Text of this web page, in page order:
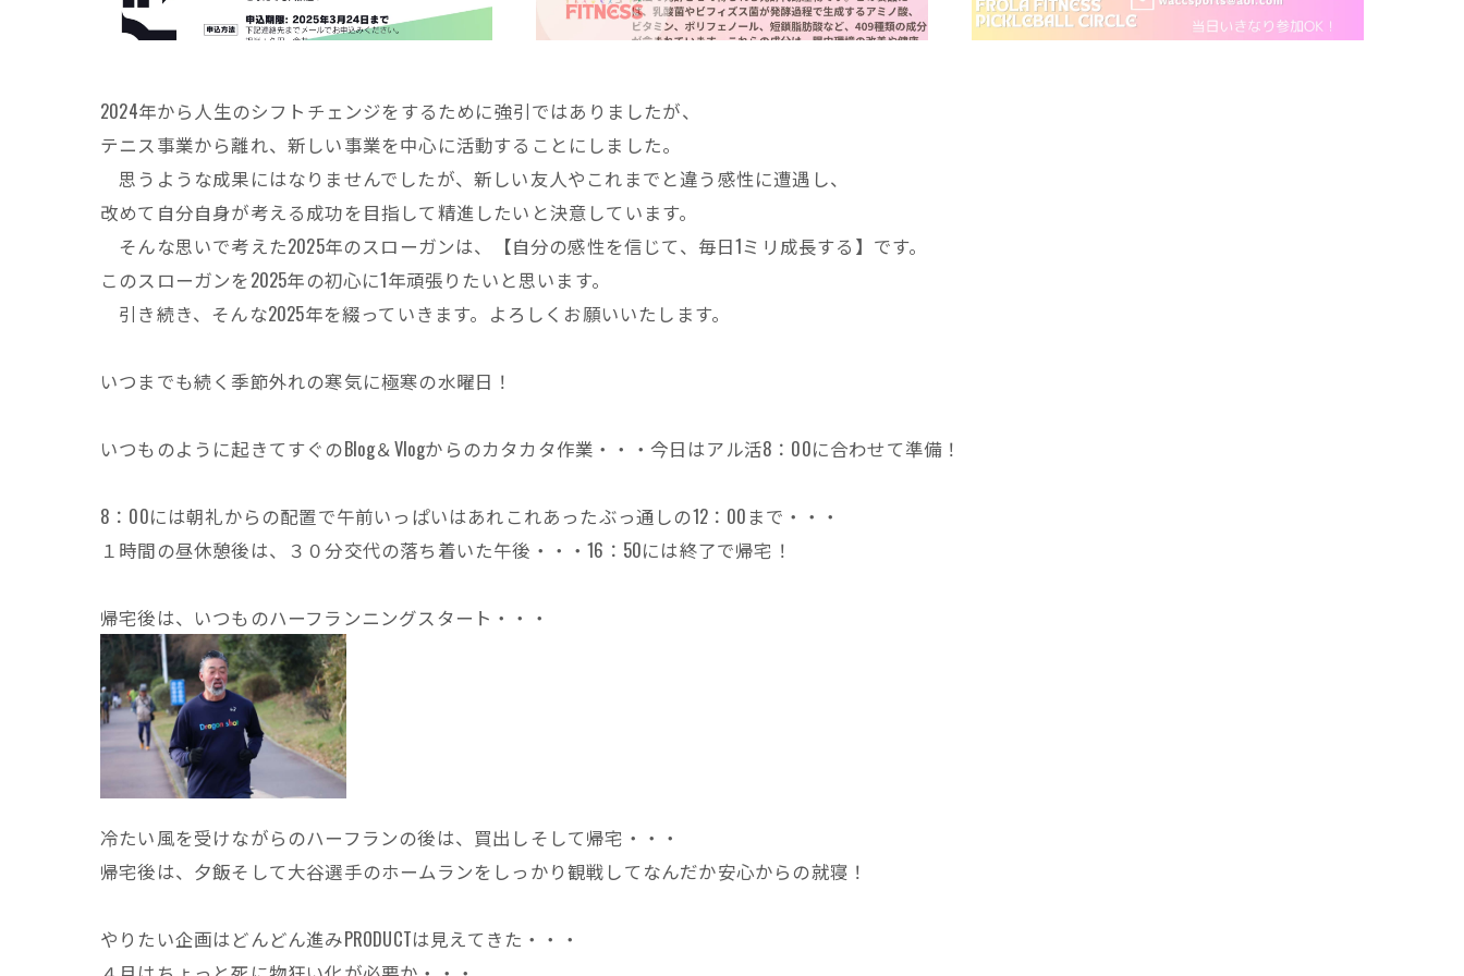
2024年から人生のシフトチェンジをするために強引ではありましたが、
テニス事業から離れ、新しい事業を中心に活動することにしました。
思うような成果にはなりませんでしたが、新しい友人やこれまでと違う感性に遭遇し、
改めて自分自身が考える成功を目指して精進したいと決意しています。
そんな思いで考えた2025年のスローガンは、【自分の感性を信じて、毎日1ミリ成長する】です。
このスローガンを2025年の初心に1年頑張りたいと思います。
引き続き、そんな2025年を綴っていきます。よろしくお願いいたします。
いつまでも続く季節外れの寒気に極寒の水曜日！
いつものように起きてすぐのBlog＆Vlogからのカタカタ作業・・・今日はアル活8：00に合わせて準備！
8：00には朝礼からの配置で午前いっぱいはあれこれあったぶっ通しの12：00まで・・・
１時間の昼休憩後は、３０分交代の落ち着いた午後・・・16：50には終了で帰宅！
帰宅後は、いつものハーフランニングスタート・・・
冷たい風を受けながらのハーフランの後は、買出しそして帰宅・・・
帰宅後は、夕飯そして大谷選手のホームランをしっかり観戦してなんだか安心からの就寝！
やりたい企画はどんどん進みPRODUCTは見えてきた・・・